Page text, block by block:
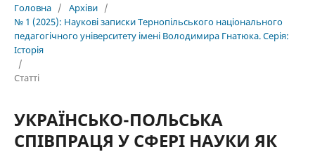
Головна / Архіви /
№ 1 (2025): Наукові записки Тернопільського національного
педагогічного університету імені Володимира Гнатюка. Cерія:
Історія
/
Статті
УКРАЇНСЬКО-ПОЛЬСЬКА
СПІВПРАЦЯ У СФЕРІ НАУКИ ЯК